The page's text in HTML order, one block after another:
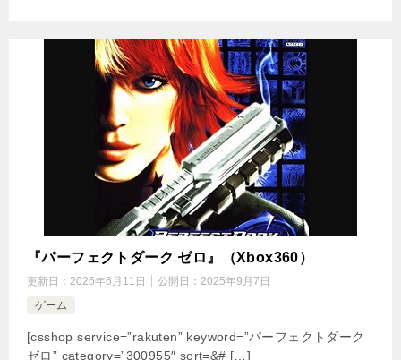
『パーフェクトダーク ゼロ』（Xbox360）
更新日： 2026年6月11日 公開日： 2025年9月7日
ゲーム
[csshop service=”rakuten” keyword=”パーフェクトダーク
ゼロ” category=”300955″ sort=&# […]